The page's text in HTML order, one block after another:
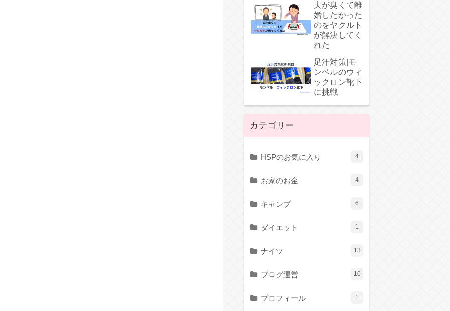
夫が臭くて離
婚したかった
のをヤクルト
が解決してく
れた
足汗対策|モ
ンベルのウィ
ックロン靴下
に挑戦
カテゴリー
HSPのお気に入り 4
お家のお金 4
キャンプ 6
ダイエット 1
ナイツ 13
ブログ運営 10
プロフィール 1